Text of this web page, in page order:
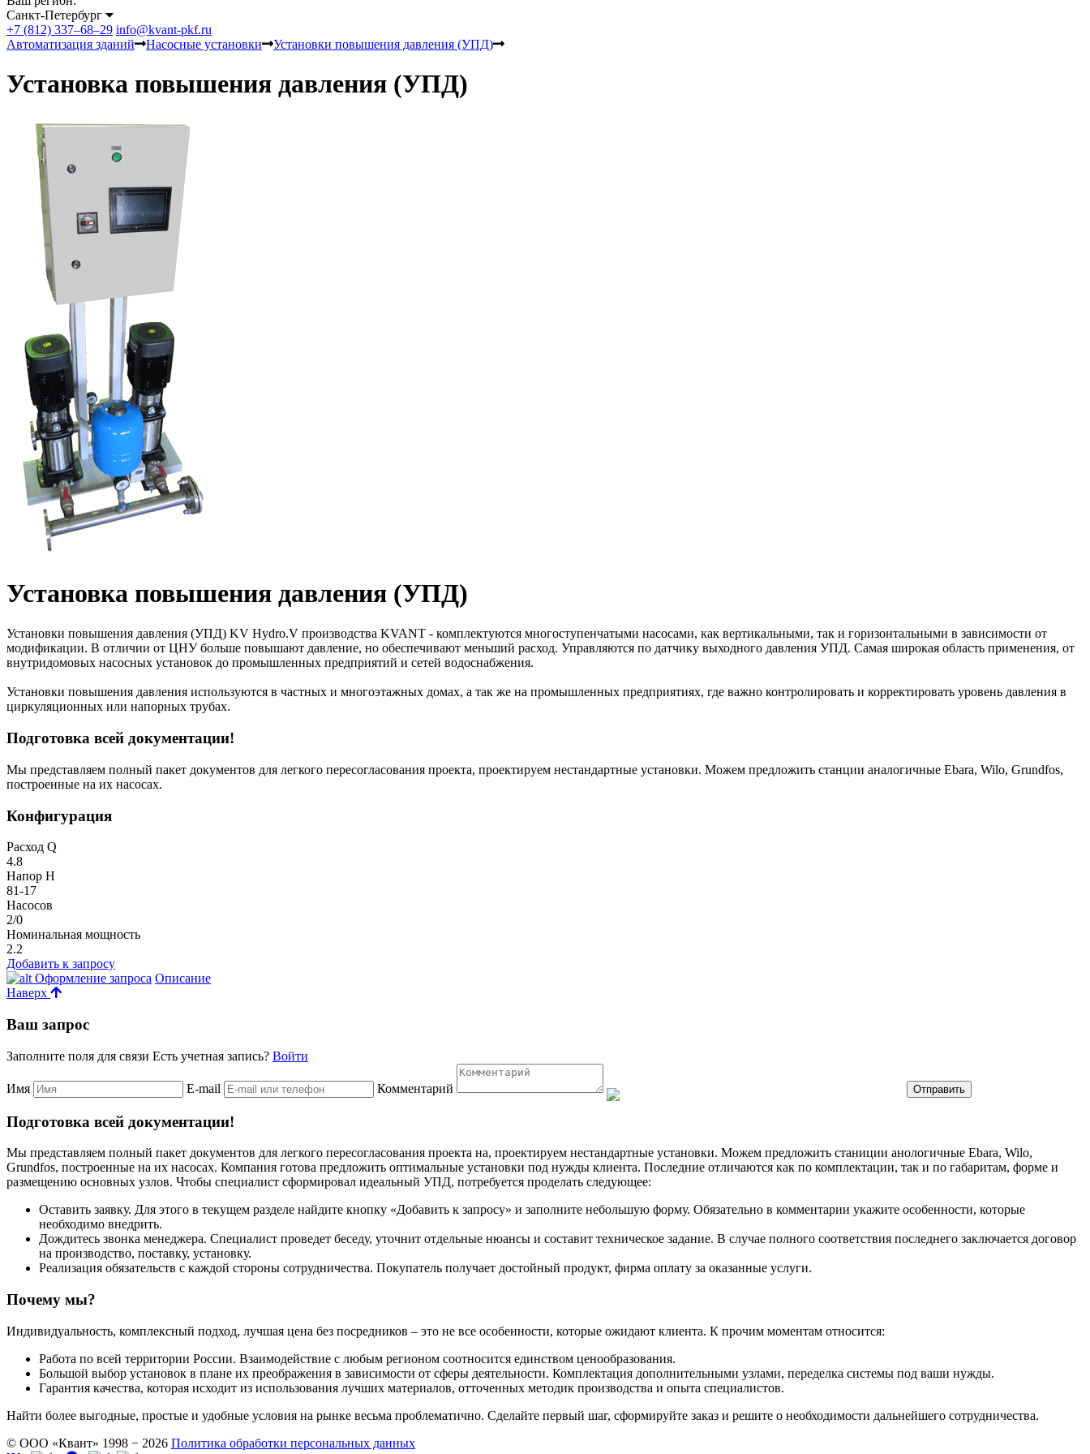
Санкт-Петербург
+7 (812) 337–68–29 info@kvant-pkf.ru
Автоматизация зданий
Насосные установки Установки повышения давления (УПД)
Установка повышения давления (УПД)
Установка повышения давления (УПД)
Установки повышения давления (УПД) KV Hydro.V производства KVANT - комплектуются многоступенчатыми насосами, как вертикальными, так и горизонтальными в зависимости от
модификации. В отличии от ЦНУ больше повышают давление, но обеспечивают меньший расход. Управляются по датчику выходного давления УПД. Самая широкая область применения, от
внутридомовых насосных установок до промышленных предприятий и сетей водоснабжения.
Установки повышения давления используются в частных и многоэтажных домах, а так же на промышленных предприятиях, где важно контролировать и корректировать уровень давления в
циркуляционных или напорных трубах.
Подготовка всей документации!
Мы представляем полный пакет документов для легкого пересогласования проекта, проектируем нестандартные установки. Можем предложить станции аналогичные Ebara, Wilo, Grundfos,
построенные на их насосах.
Конфигурация
Расход Q
4.8
Напор H
81-17
Насосов
2/0
Номинальная мощность
2.2
Добавить к запросу
Оформление запроса Описание
Наверх
Ваш запрос
Заполните поля для связи Есть учетная запись? Войти
Имя E-mail Комментарий
Подготовка всей документации!
Мы представляем полный пакет документов для легкого пересогласования проекта на, проектируем нестандартные установки. Можем предложить станиции анологичные Ebara, Wilo,
Grundfos, построенные на их насосах. Компания готова предложить оптимальные установки под нужды клиента. Последние отличаются как по комплектации, так и по габаритам, форме и
размещению основных узлов. Чтобы специалист сформировал идеальный УПД, потребуется проделать следующее:
Оставить заявку. Для этого в текущем разделе найдите кнопку «Добавить к запросу» и заполните небольшую форму. Обязательно в комментарии укажите особенности, которые
необходимо внедрить.
Дождитесь звонка менеджера. Специалист проведет беседу, уточнит отдельные нюансы и составит техническое задание. В случае полного соответствия последнего заключается договор
на производство, поставку, установку.
Реализация обязательств с каждой стороны сотрудничества. Покупатель получает достойный продукт, фирма оплату за оказанные услуги.
Почему мы?
Индивидуальность, комплексный подход, лучшая цена без посредников – это не все особенности, которые ожидают клиента. К прочим моментам относится:
Работа по всей территории России. Взаимодействие с любым регионом соотносится единством ценообразования.
Большой выбор установок в плане их преображения в зависимости от сферы деятельности. Комплектация дополнительными узлами, переделка системы под ваши нужды.
Гарантия качества, которая исходит из использования лучших материалов, отточенных методик производства и опыта специалистов.
Найти более выгодные, простые и удобные условия на рынке весьма проблематично. Сделайте первый шаг, сформируйте заказ и решите о необходимости дальнейшего сотрудничества.
© ООО «Квант» 1998 − 2026 Политика обработки персональных данных